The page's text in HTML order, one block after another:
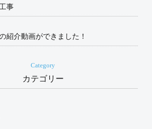
事
紹介動画ができました！
Category
カテゴリー